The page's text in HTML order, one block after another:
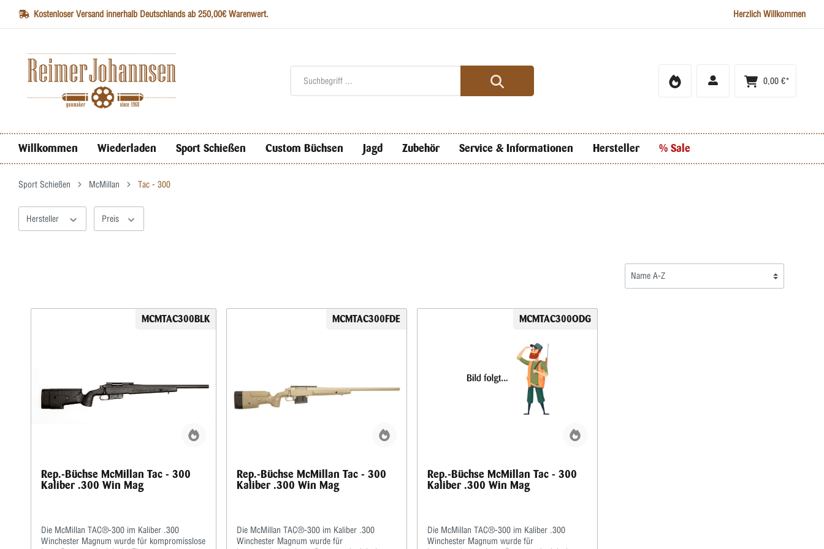
Kostenloser Versand innerhalb Deutschlands ab 250,00€ Warenwert. Herzlich Willkommen
0,00 €*
Willkommen Wiederladen Sport Schießen Custom Büchsen Jagd Zubehör Service & Informationen Hersteller % Sale
Sport Schießen McMillan Tac - 300
Hersteller Preis
MCMTAC300BLK
Rep.-Büchse McMillan Tac - 300
Kaliber .300 Win Mag
Die McMillan TAC®-300 im Kaliber .300
Winchester Magnum wurde für kompromisslose
MCMTAC300FDE
Rep.-Büchse McMillan Tac - 300
Kaliber .300 Win Mag
Die McMillan TAC®-300 im Kaliber .300
Winchester Magnum wurde für
MCMTAC300ODG
Rep.-Büchse McMillan Tac - 300
Kaliber .300 Win Mag
Die McMillan TAC®-300 im Kaliber .300
Winchester Magnum wurde für